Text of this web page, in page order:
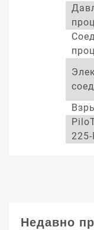
225-
Недавно